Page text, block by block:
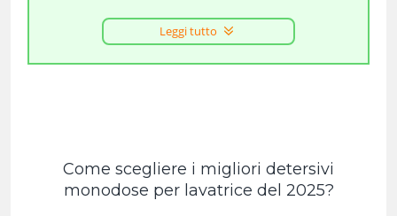
Leggi tutto
Come scegliere i migliori detersivi
monodose per lavatrice del 2025?